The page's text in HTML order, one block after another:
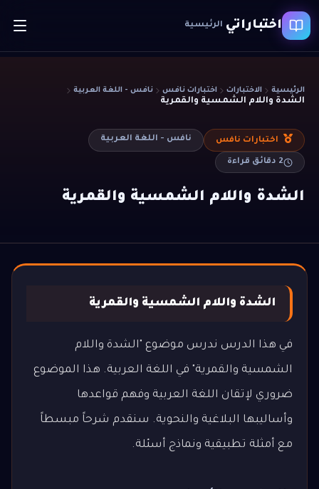
اختباراتي الرئيسية
الرئيسية الاختبارات اختبارات نافس نافس - اللغة العربية
الشدة واللام الشمسية والقمرية
اختبارات نافس نافس - اللغة العربية
2 دقائق قراءة
الشدة واللام الشمسية والقمرية
الشدة واللام الشمسية والقمرية
في هذا الدرس ندرس موضوع "الشدة واللام
الشمسية والقمرية" في اللغة العربية. هذا الموضوع
ضروري لإتقان اللغة العربية وفهم قواعدها
وأساليبها البلاغية والنحوية. سنقدم شرحاً مبسطاً
مع أمثلة تطبيقية ونماذج أسئلة.